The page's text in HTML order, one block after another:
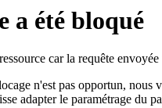
a été bloqué
car la requête
n'est pas opportun, nous
adapter le paramétrage du